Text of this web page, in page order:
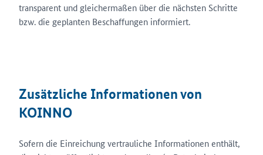
transparent und gleichermaßen über die nächsten Schritte
bzw. die geplanten Beschaffungen informiert.
Zusätzliche Informationen von
KOINNO
Sofern die Einreichung vertrauliche Informationen enthält,